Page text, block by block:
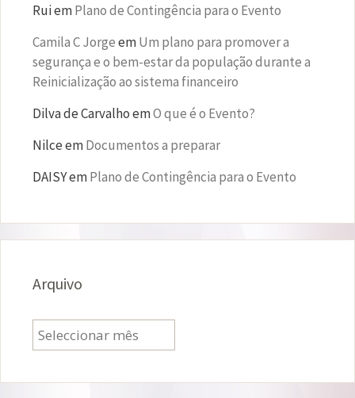
RuiemPlano de Contingência para o Evento
Camila C JorgeemUm plano para promover a
segurança e o bem-estar da população durante a
Reinicialização ao sistema financeiro
Dilva de CarvalhoemO que é o Evento?
NilceemDocumentos a preparar
DAISYemPlano de Contingência para o Evento
Arquivo
Arquivo